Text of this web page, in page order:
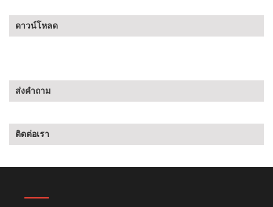
ดาวน์โหลด
ส่งคำถาม
ติดต่อเรา